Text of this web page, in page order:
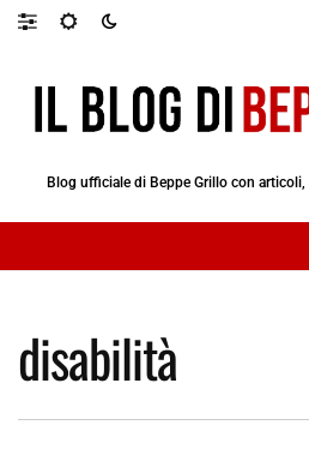
Blog ufficiale di Beppe Grillo con
disabilità